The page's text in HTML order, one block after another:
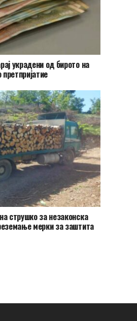
украдени од бирото на
струшко за незаконска
мерки за заштита